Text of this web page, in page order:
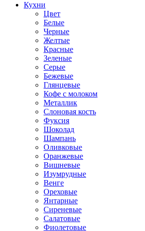
Кухни
Цвет
Белые
Черные
Желтые
Красные
Зеленые
Серые
Бежевые
Глянцевые
Кофе с молоком
Металлик
Слоновая кость
Фуксия
Шоколад
Шампань
Оливковые
Оранжевые
Вишневые
Изумрудные
Венге
Ореховые
Янтарные
Сиреневые
Салатовые
Фиолетовые